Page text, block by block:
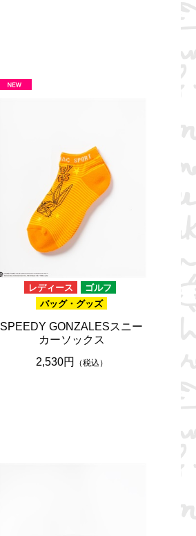
レディース
ゴルフ
バッグ・グッズ
SPEEDY GONZALESスニー
カーソックス
2,530円
（税込）